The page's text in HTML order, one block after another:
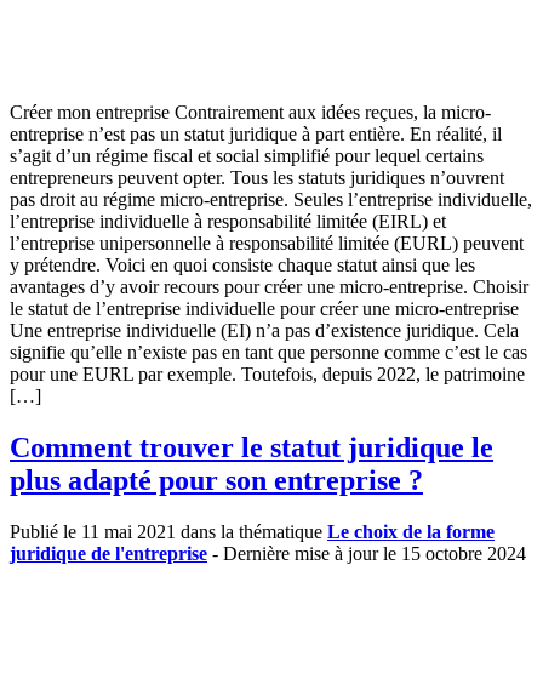
Créer mon entreprise Contrairement aux idées reçues, la micro-
entreprise n’est pas un statut juridique à part entière. En réalité, il
s’agit d’un régime fiscal et social simplifié pour lequel certains
entrepreneurs peuvent opter. Tous les statuts juridiques n’ouvrent
pas droit au régime micro-entreprise. Seules l’entreprise individuelle,
l’entreprise individuelle à responsabilité limitée (EIRL) et
l’entreprise unipersonnelle à responsabilité limitée (EURL) peuvent
y prétendre. Voici en quoi consiste chaque statut ainsi que les
avantages d’y avoir recours pour créer une micro-entreprise. Choisir
le statut de l’entreprise individuelle pour créer une micro-entreprise
Une entreprise individuelle (EI) n’a pas d’existence juridique. Cela
signifie qu’elle n’existe pas en tant que personne comme c’est le cas
pour une EURL par exemple. Toutefois, depuis 2022, le patrimoine
[…]
Comment trouver le statut juridique le
plus adapté pour son entreprise ?
Publié le 11 mai 2021 dans la thématique Le choix de la forme
juridique de l'entreprise - Dernière mise à jour le 15 octobre 2024